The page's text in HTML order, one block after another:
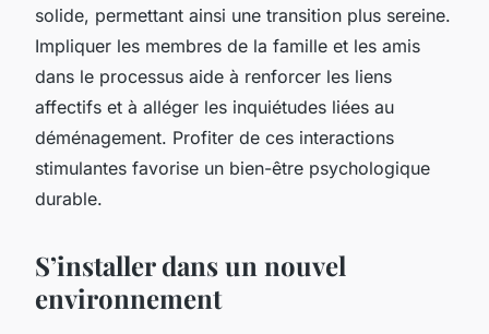
solide, permettant ainsi une transition plus sereine.
Impliquer les membres de la famille et les amis
dans le processus aide à renforcer les liens
affectifs et à alléger les inquiétudes liées au
déménagement. Profiter de ces interactions
stimulantes favorise un bien-être psychologique
durable.
S’installer dans un nouvel
environnement